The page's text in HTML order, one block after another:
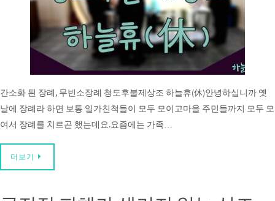
간소화 된 장례, 무빈소장례 청도후불제상조 하늘휴(休)안녕하십니까 옛
날에 장례라 하면 보통 일가친척들이 모두 모이고마을 주민들까지 모두 모
여서 장례를 치르곤 했는데요.요즘에는 가족…
더보기